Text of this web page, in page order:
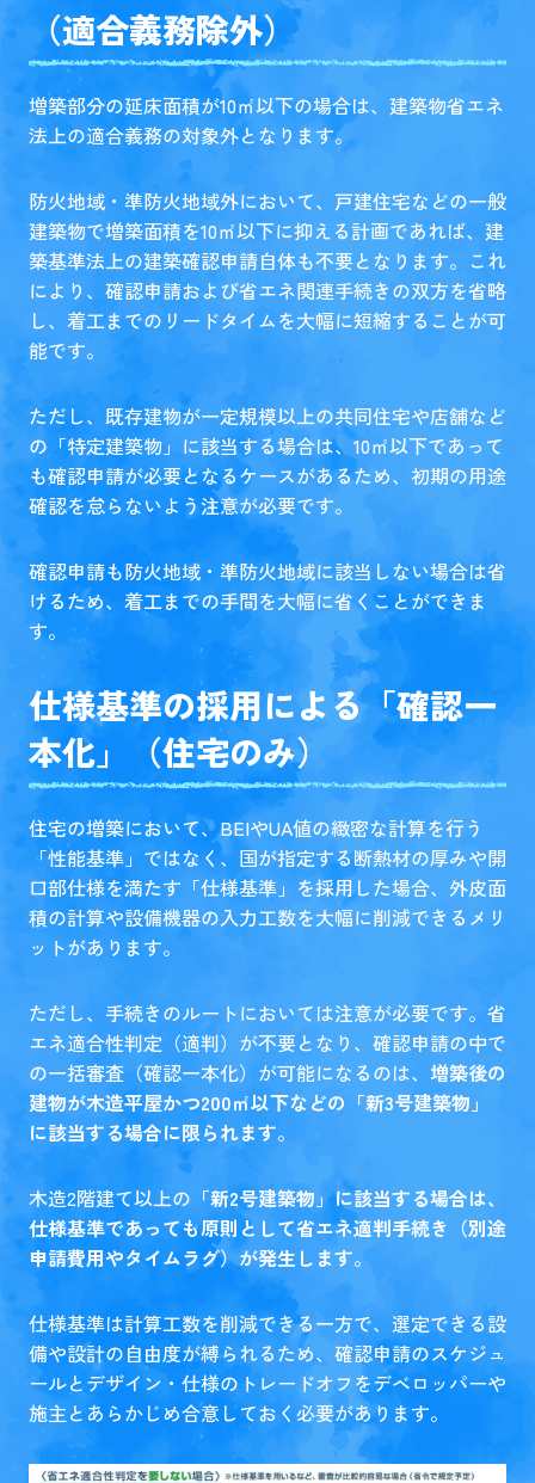
（適合義務除外）
増築部分の延床面積が10㎡以下の場合は、建築物省エネ
法上の適合義務の対象外となります。
防火地域・準防火地域外において、戸建住宅などの一般
建築物で増築面積を10㎡以下に抑える計画であれば、建
築基準法上の建築確認申請自体も不要となります。これ
により、確認申請および省エネ関連手続きの双方を省略
し、着工までのリードタイムを大幅に短縮することが可
能です。
ただし、既存建物が一定規模以上の共同住宅や店舗など
の「特定建築物」に該当する場合は、10㎡以下であって
も確認申請が必要となるケースがあるため、初期の用途
確認を怠らないよう注意が必要です。
確認申請も防火地域・準防火地域に該当しない場合は省
けるため、着工までの手間を大幅に省くことができま
す。
仕様基準の採用による「確認一
本化」（住宅のみ）
住宅の増築において、BEIやUA値の緻密な計算を行う
「性能基準」ではなく、国が指定する断熱材の厚みや開
口部仕様を満たす「仕様基準」を採用した場合、外皮面
積の計算や設備機器の入力工数を大幅に削減できるメリ
ットがあります。
ただし、手続きのルートにおいては注意が必要です。省
エネ適合性判定（適判）が不要となり、確認申請の中で
の一括審査（確認一本化）が可能になるのは、 増築後の
建物が木造平屋かつ200㎡以下などの「新3号建築物」
に該当する場合に限られます。
木造2階建て以上の 「新2号建築物」に該当する場合は、
仕様基準であっても原則として省エネ適判手続き（別途
申請費用やタイムラグ）が発生します。
仕様基準は計算工数を削減できる一方で、選定できる設
備や設計の自由度が縛られるため、確認申請のスケジュ
ールとデザイン・仕様のトレードオフをデベロッパーや
施主とあらかじめ合意しておく必要があります。